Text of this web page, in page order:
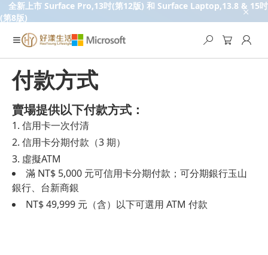
全新上市 Surface Pro,13吋(第12版) 和 Surface Laptop,13.8 & 15吋
(第8版)
付款方式
賣場提供以下付款方式：
信用卡一次付清
信用卡分期付款（3 期）
虛擬ATM
滿 NT$ 5,000 元可信用卡分期付款；可分期銀行玉山
銀行、台新商銀
NT$ 49,999 元（含）以下可選用 ATM 付款